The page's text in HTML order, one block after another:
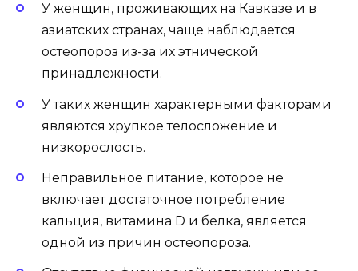
У женщин, проживающих на Кавказе и в
азиатских странах, чаще наблюдается
остеопороз из-за их этнической
принадлежности.
У таких женщин характерными факторами
являются хрупкое телосложение и
низкорослость.
Неправильное питание, которое не
включает достаточное потребление
кальция, витамина D и белка, является
одной из причин остеопороза.